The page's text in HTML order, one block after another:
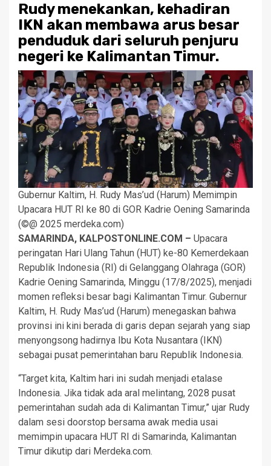
Rudy menekankan, kehadiran
IKN akan membawa arus besar
penduduk dari seluruh penjuru
negeri ke Kalimantan Timur.
Gubernur Kaltim, H. Rudy Mas’ud (Harum) Memimpin
Upacara HUT RI ke 80 di GOR Kadrie Oening Samarinda
(©@ 2025 merdeka.com)
SAMARINDA, KALPOSTONLINE.COM – Upacara
peringatan Hari Ulang Tahun (HUT) ke-80 Kemerdekaan
Republik Indonesia (RI) di Gelanggang Olahraga (GOR)
Kadrie Oening Samarinda, Minggu (17/8/2025), menjadi
momen refleksi besar bagi Kalimantan Timur. Gubernur
Kaltim, H. Rudy Mas’ud (Harum) menegaskan bahwa
provinsi ini kini berada di garis depan sejarah yang siap
menyongsong hadirnya Ibu Kota Nusantara (IKN)
sebagai pusat pemerintahan baru Republik Indonesia.
“Target kita, Kaltim hari ini sudah menjadi etalase
Indonesia. Jika tidak ada aral melintang, 2028 pusat
pemerintahan sudah ada di Kalimantan Timur,” ujar Rudy
dalam sesi doorstop bersama awak media usai
memimpin upacara HUT RI di Samarinda, Kalimantan
Timur dikutip dari Merdeka.com.